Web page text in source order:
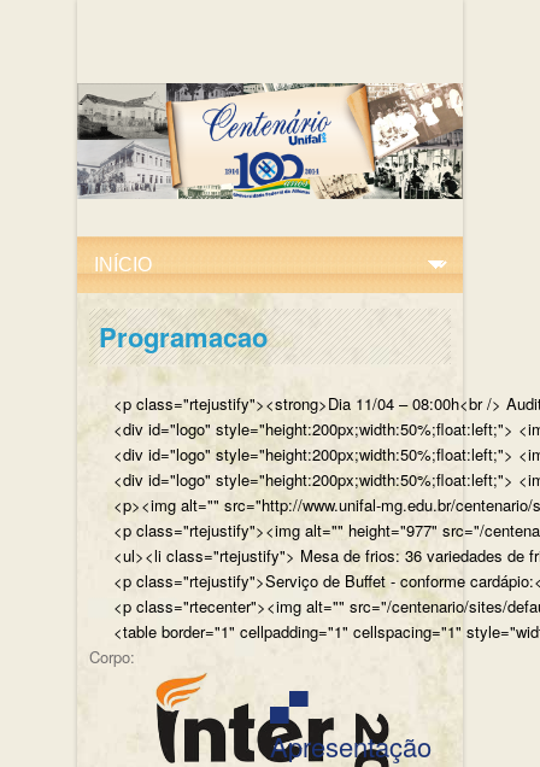
Programacao
<p class="rtejustify"><strong>Dia 11/04 – 08:00h<br />
<div id="logo" style="height:200px;width:50%;float:left;">
<div id="logo" style="height:200px;width:50%;float:left;">
<div id="logo" style="height:200px;width:50%;float:left;">
<p><img alt="" src="http://www.unifal-mg.edu.br/
<p class="rtejustify"><img alt="" height="977" src="/
<ul><li class="rtejustify"> Mesa de frios: 36 variedades de
<p class="rtejustify">Serviço de Buffet - conforme
<p class="rtecenter"><img alt="" src="/centenario/sites/
<table border="1" cellpadding="1" cellspacing="1"
Corpo:
▄▀
Apresentação